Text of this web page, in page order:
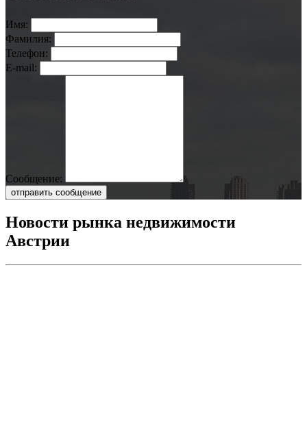
Имя:
Фамилия:
Телефон:
E-mail:
Сообщение:
отправить сообщение
Новости рынка недвижимости
Австрии